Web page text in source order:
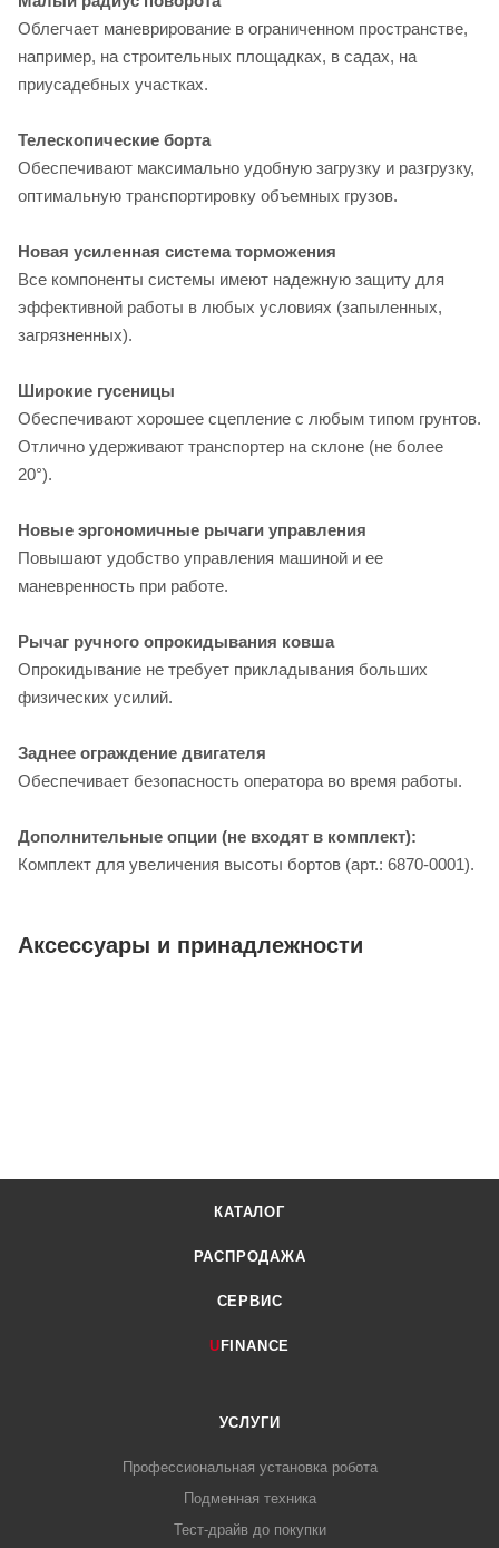
Облегчает маневрирование в ограниченном пространстве,
например, на строительных площадках, в садах, на
приусадебных участках.
Телескопические борта
Обеспечивают максимально удобную загрузку и разгрузку,
оптимальную транспортировку объемных грузов.
Новая усиленная система торможения
Все компоненты системы имеют надежную защиту для
эффективной работы в любых условиях (запыленных,
загрязненных).
Широкие гусеницы
Обеспечивают хорошее сцепление с любым типом грунтов.
Отлично удерживают транспортер на склоне (не более
20°).
Новые эргономичные рычаги управления
Повышают удобство управления машиной и ее
маневренность при работе.
Рычаг ручного опрокидывания ковша
Опрокидывание не требует прикладывания больших
физических усилий.
Заднее ограждение двигателя
Обеспечивает безопасность оператора во время работы.
Дополнительные опции (не входят в комплект):
Комплект для увеличения высоты бортов (арт.: 6870-0001).
Аксессуары и принадлежности
КАТАЛОГ
РАСПРОДАЖА
СЕРВИС
U FINANCE
УСЛУГИ
Профессиональная установка робота
Подменная техника
Тест-драйв до покупки